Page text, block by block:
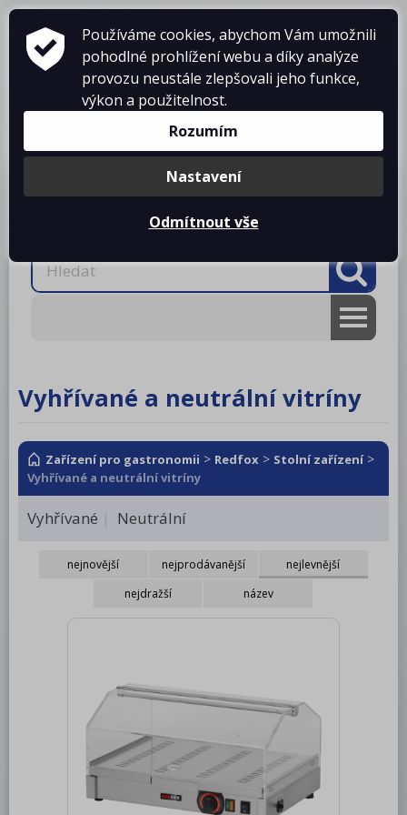
Košík je prázdný
O firmě
Projekty kuchyní
Ke stažení
RM gastro
RM LOTUS 700
RM LOTUS 900
Roboty, příprava masa a zeleniny
Pizza program
Konvektomaty
Šokery
Mycí program
Salamandry
Regálový systém
Drop In - Monoblok
Vyhřívané a neutrální vitríny
Zařízení pro gastronomii > Redfox > Stolní zařízení>
Vyhřívané a neutrální vitríny
Vyhřívané Neutrální
nejnovější nejprodávanější
nejlevnější
nejdražší
název
Používáme cookies, abychom Vám umožnili
pohodlné prohlížení webu a díky analýze
provozu neustále zlepšovali jeho funkce,
výkon a použitelnost.
Rozumím
Nastavení
Odmítnout vše